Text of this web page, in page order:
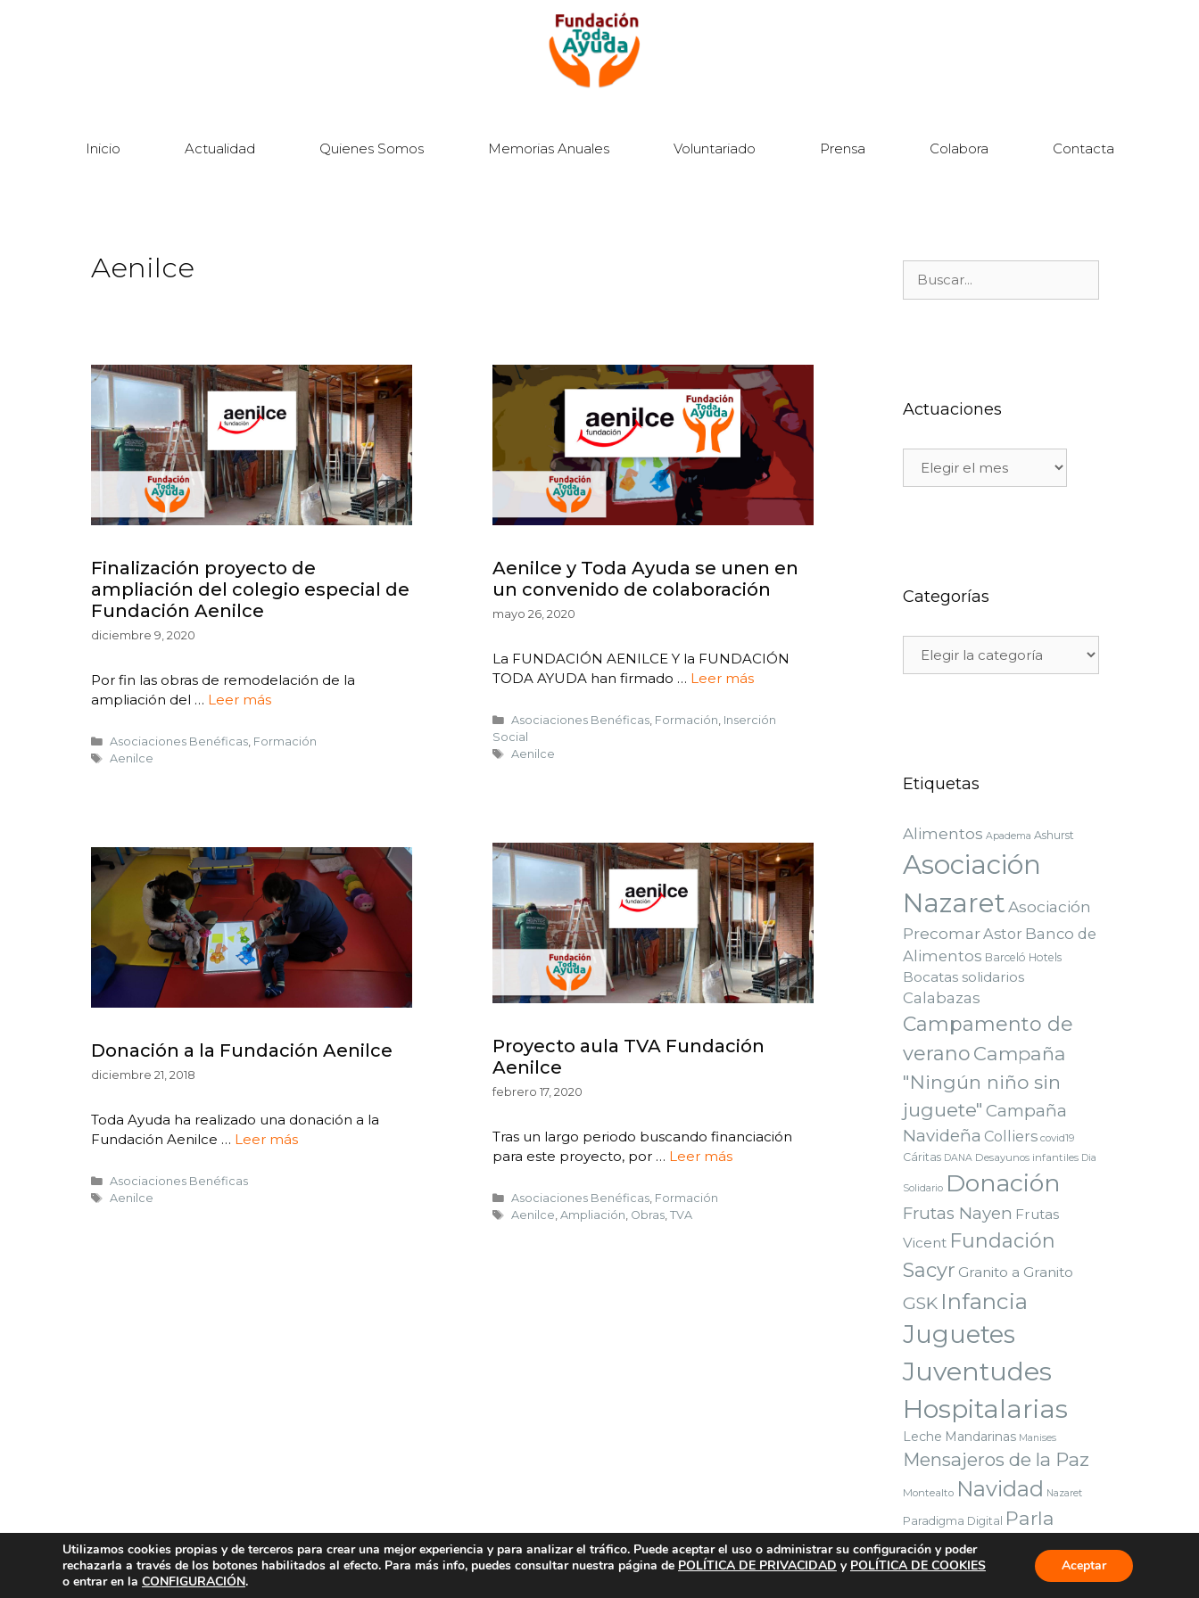
Inicio Actualidad Quienes Somos Memorias Anuales Voluntariado Prensa Colabora Contacta
Aenilce
Finalización proyecto de
ampliación del colegio especial de
Fundación Aenilce
diciembre 9, 2020
Por fin las obras de remodelación de la
ampliación del … Leer más
Asociaciones Benéficas, Formación
Aenilce
Aenilce y Toda Ayuda se unen en
un convenido de colaboración
mayo 26, 2020
La FUNDACIÓN AENILCE Y la FUNDACIÓN
TODA AYUDA han firmado … Leer más
Asociaciones Benéficas, Formación Inserción
Social
Aenilce
Proyecto aula TVA Fundación
Aenilce
febrero 17, 2020
Tras un largo periodo buscando financiación
para este proyecto, por … Leer más
Asociaciones Benéficas, Formación
Aenilce Ampliación Obras, TVA
Donación a la Fundación Aenilce
diciembre 21, 2018
Toda Ayuda ha realizado una donación a la
Fundación Aenilce … Leer más
Asociaciones Benéficas
Aenilce
Actuaciones
Categorías
Etiquetas
Alimentos Apadema Ashurst
Asociación
NazaretAsociación
PrecomarAstor Banco de
Alimentos Barceló Hotels
Bocatas solidarios
Calabazas
Campamento de
verano Campaña
"Ningún niño sin
juguete" Campaña
Navideña Colliers covid19
Cáritas DANA Desayunos infantiles Dia
Solidario Donación
Frutas Nayen Frutas
Vicent Fundación
Sacyr Granito a Granito
GSK Infancia
Juguetes
Juventudes
Hospitalarias
Leche Mandarinas Manises
Mensajeros de la Paz
Montealto Navidad Nazaret
Paradigma Digital Parla
Premio Red Solidaria Bankia
Reyes Magos Sorteo Valencia
Vuelta al cole
Utilizamos cookies propias y de terceros para crear una mejor experiencia y para analizar el tráfico. Puede aceptar el uso o administrar su configuración y poder
rechazarla a través de los botones habilitados al efecto. Para más info, puedes consultar nuestra página de POLÍTICA DE PRIVACIDAD y POLÍTICA DE COOKIES
o entrar en la CONFIGURACIÓN.
Aceptar